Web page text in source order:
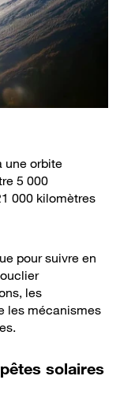
une orbite
5 000
000 kilomètres
pour suivre en
les
les mécanismes
solaires